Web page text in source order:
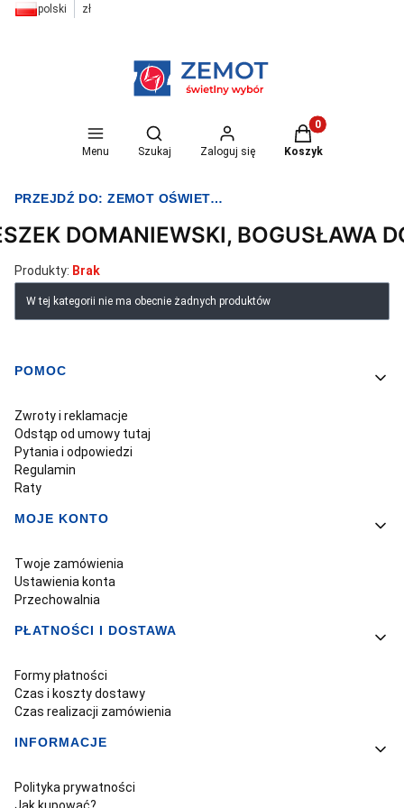
polski zł
Menu
Otwórz wyszukiwarkę
Szukaj Zaloguj się
Produkty w
Koszyk
PRZEJDŹ DO:ZEMOT OŚWIETLENIE I ELEKTRYKA
DOMANIEWSKI, BOGUSŁAWA
Produkty: Brak
Lista produktów
W tej kategorii nie ma obecnie żadnych produktów
Linki w stopce
POMOC
Zwroty i reklamacje
Odstąp od umowy tutaj
Pytania i odpowiedzi
Regulamin
Raty
MOJE KONTO
Twoje zamówienia
Ustawienia konta
Przechowalnia
PŁATNOŚCI I DOSTAWA
Formy płatności
Czas i koszty dostawy
Czas realizacji zamówienia
INFORMACJE
Polityka prywatności